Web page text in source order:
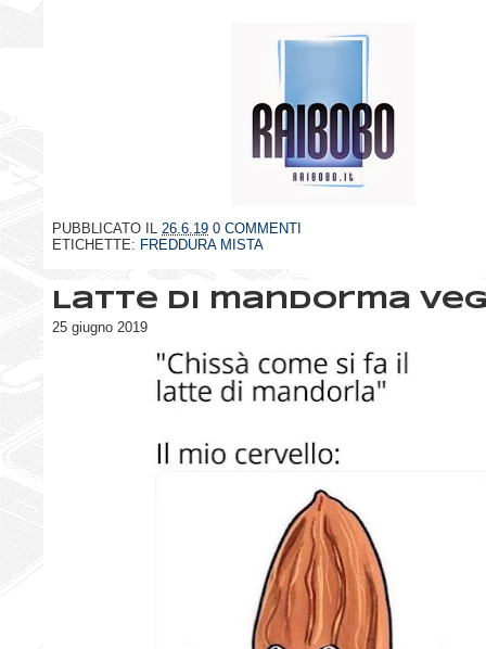
PUBBLICATO IL 26.6.19 0 COMMENTI
ETICHETTE: FREDDURA MISTA
Latte di mandorma
25 giugno 2019